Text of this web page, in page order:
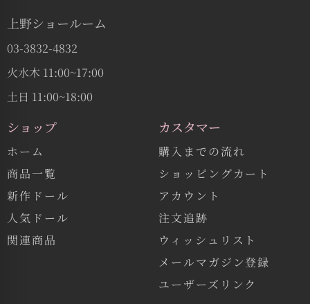
上野ショールーム
03-3832-4832
火水木 11:00~17:00
土日 11:00~18:00
ショップ
ホーム
商品一覧
新作ドール
人気ドール
関連商品
カスタマー
購入までの流れ
ショッピングカート
アカウント
注文追跡
ウィッシュリスト
メールマガジン登録
ユーザーズリンク